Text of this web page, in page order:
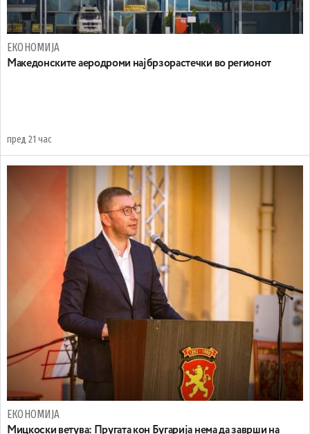
ЕКОНОМИЈА
Maкедонските аеродроми најбрзорастечки во регионот
пред 21 час
ЕКОНОМИЈА
Mицкоски ветува: Пругата кон Бугарија нема да заврши на